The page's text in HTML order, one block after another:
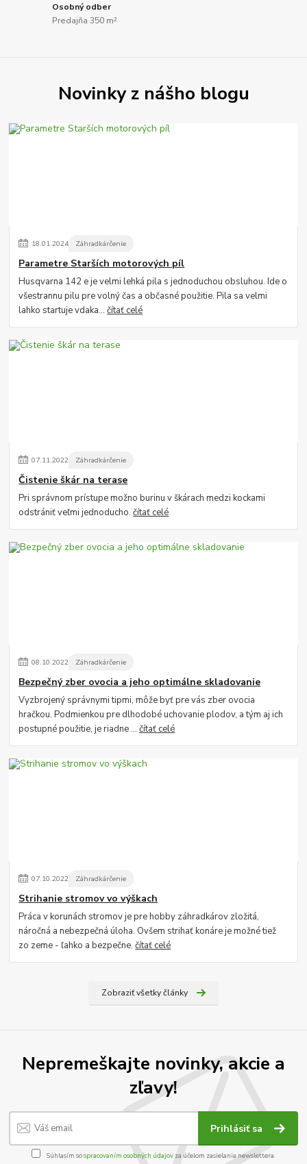
Osobný odber
Predajňa 350 m²
Novinky z nášho blogu
18.01.2024 Záhradkárčenie
Parametre Starších motorových píl
Husqvarna 142 e je velmi lehká pila s jednoduchou obsluhou. Ide o
všestrannu pilu pre volný čas a občasné použitie. Pila sa velmi
lahko startuje vdaka...čítať celé
07.11.2022 Záhradkárčenie
Čistenie škár na terase
Pri správnom prístupe možno burinu v škárach medzi kockami
odstrániť veľmi jednoducho.čítať celé
08.10.2022 Záhradkárčenie
Bezpečný zber ovocia a jeho optimálne skladovanie
Vyzbrojený správnymi tipmi, môže byť pre vás zber ovocia
hračkou. Podmienkou pre dlhodobé uchovanie plodov, a tým aj ich
postupné použitie, je riadne ...čítať celé
07.10.2022 Záhradkárčenie
Strihanie stromov vo výškach
Práca v korunách stromov je pre hobby záhradkárov zložitá,
náročná a nebezpečná úloha. Ovšem strihať konáre je možné tiež
zo zeme - ľahko a bezpečne.čítať celé
Zobraziť všetky články
Nepremeškajte novinky, akcie a
zľavy!
Prihlásiť sa
Súhlasím sospracovaním osobných údajov za účelom zasielania newslettera.